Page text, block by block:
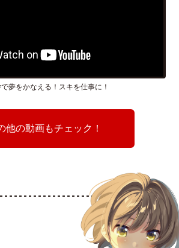
夢をかなえる！スキを仕事に！
他の動画もチェック！